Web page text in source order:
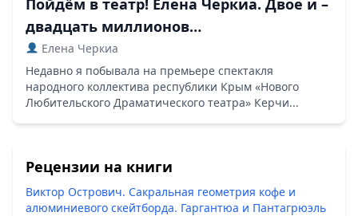
двадцать миллионов…
Елена Черкиа
Недавно я побывала на премьере спектакля
народного коллектива республики Крым «Нового
Любительского Драматического театра» Керчи...
Рецензии на книги
Виктор Острович. Сакральная геометрия кофе и
алюминиевого скейтборда. Гаргантюа и Пантагрюэль